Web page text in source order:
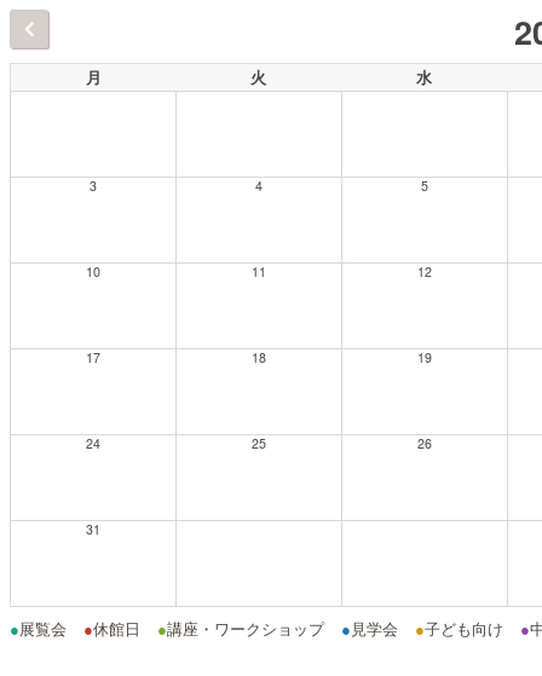
月 火 水
3 4 5
10 11 12
17 18 19
24 25 26
31
●展覧会 ●休館日 ●講座・ワークショップ ● 見学会 ●子ども向け ●